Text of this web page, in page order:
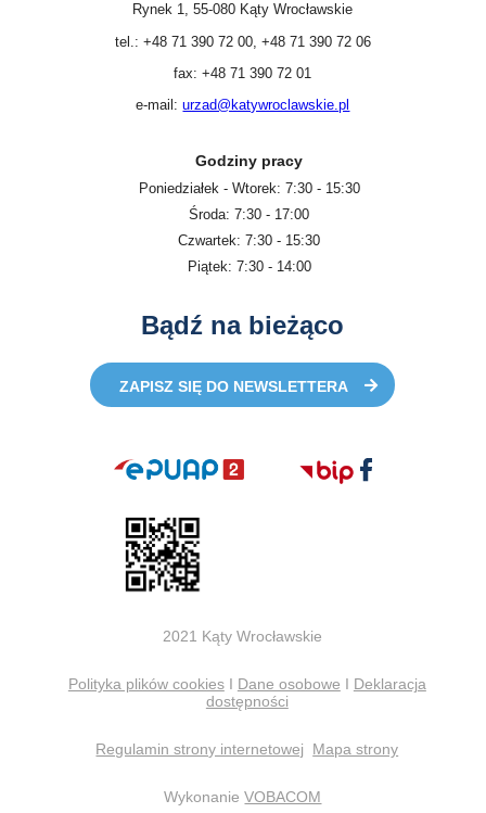
Rynek 1, 55-080 Kąty Wrocławskie
tel.: +48 71 390 72 00, +48 71 390 72 06
fax: +48 71 390 72 01
e-mail:urzad@katywroclawskie.pl
Godziny pracy
Poniedziałek - Wtorek: 7:30 - 15:30
Środa: 7:30 - 17:00
Czwartek: 7:30 - 15:30
Piątek: 7:30 - 14:00
Bądź na bieżąco
ZAPISZ SIĘ DO NEWSLETTERA
2021 Kąty Wrocławskie
Polityka plików cookiesI Dane osobowe I Deklaracja
dostępności
Regulamin strony internetowej Mapa strony
WykonanieVOBACOM